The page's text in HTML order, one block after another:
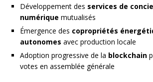
Développement des services de
numérique mutualisés
Émergence des copropriétés
autonomes avec production locale
Adoption progressive de la blockchain
votes en assemblée générale